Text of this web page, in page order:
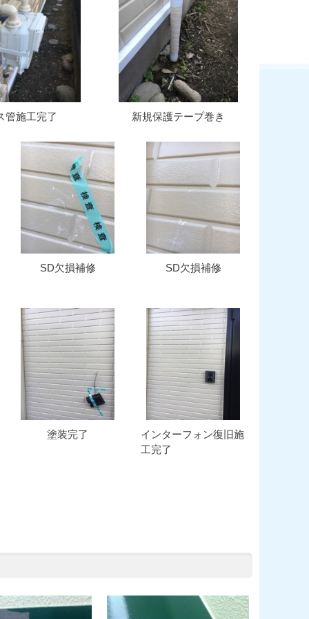
管施工完了 新規保護テープ巻き
SD欠損補修 SD欠損補修
塗装完了
インターフォン復旧施
工完了